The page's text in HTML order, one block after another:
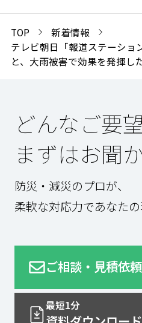
TOP
新着情報
テレビ朝日「報道ステーショ
と、大雨被害で効果を発揮し
どんなご要
まずはお聞
防災・減災のプロが、
柔軟な対応力であなたの
ご相談・見積依頼
最短1分